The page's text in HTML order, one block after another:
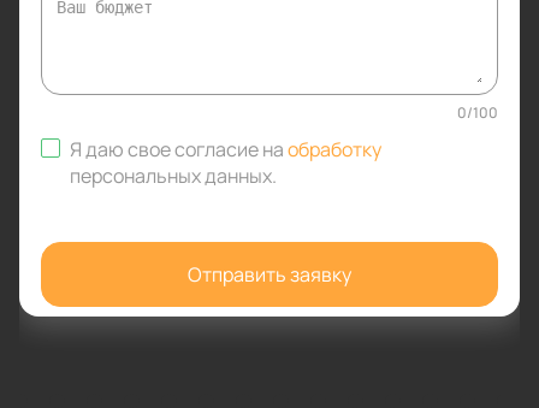
0/100
Я даю свое согласие наобработку
персональных данных.
Отправить заявку